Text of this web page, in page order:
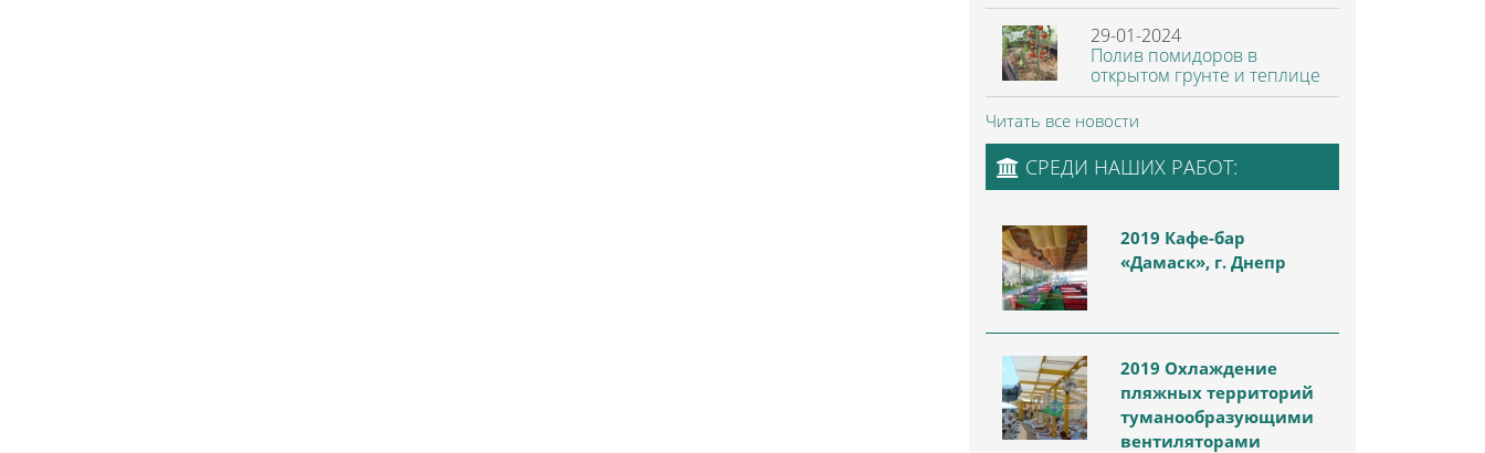
29-01-2024
Полив помидоров в
открытом грунте и теплице
Читать все новости
СРЕДИ НАШИХ РАБОТ:
2019 Кафе-бар
«Дамаск», г. Днепр
2019 Охлаждение
пляжных территорий
туманообразующими
вентиляторами